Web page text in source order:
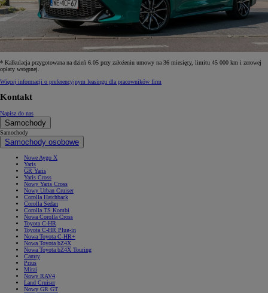
* Kalkulacja przygotowana na dzień 6.05 przy założeniu umowy na 36 miesięcy, limitu 45 000 km i zerowej
opłaty wstępnej.
Więcej informacji o preferencyjnym leasingu dla pracowników firm
Kontakt
Napisz do nas
Samochody
Samochody
Samochody osobowe
Nowe Aygo X
Yaris
GR Yaris
Yaris Cross
Nowy Yaris Cross
Nowy Urban Cruiser
Corolla Hatchback
Corolla Sedan
Corolla TS Kombi
Nowa Corolla Cross
Toyota C-HR
Toyota C-HR Plug-in
Nowa Toyota C-HR+
Nowa Toyota bZ4X
Nowa Toyota bZ4X Touring
Camry
Prius
Mirai
Nowy RAV4
Land Cruiser
Nowy GR GT